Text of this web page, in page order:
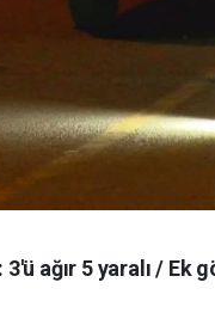
ağır 5 yaralı / Ek